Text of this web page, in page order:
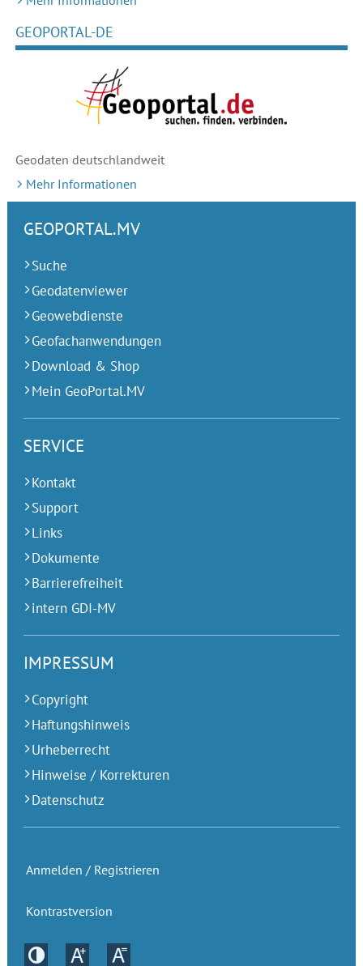
GEOPORTAL-DE
Geodaten deutschlandweit
Mehr Informationen
GEOPORTAL.MV
Suche
Geodatenviewer
Geowebdienste
Geofachanwendungen
Download & Shop
Mein GeoPortal.MV
SERVICE
Kontakt
Support
Links
Dokumente
Barrierefreiheit
intern GDI-MV
IMPRESSUM
Copyright
Haftungshinweis
Urheberrecht
Hinweise / Korrekturen
Datenschutz
Anmelden / Registrieren
Kontrastversion
Kontrastversion